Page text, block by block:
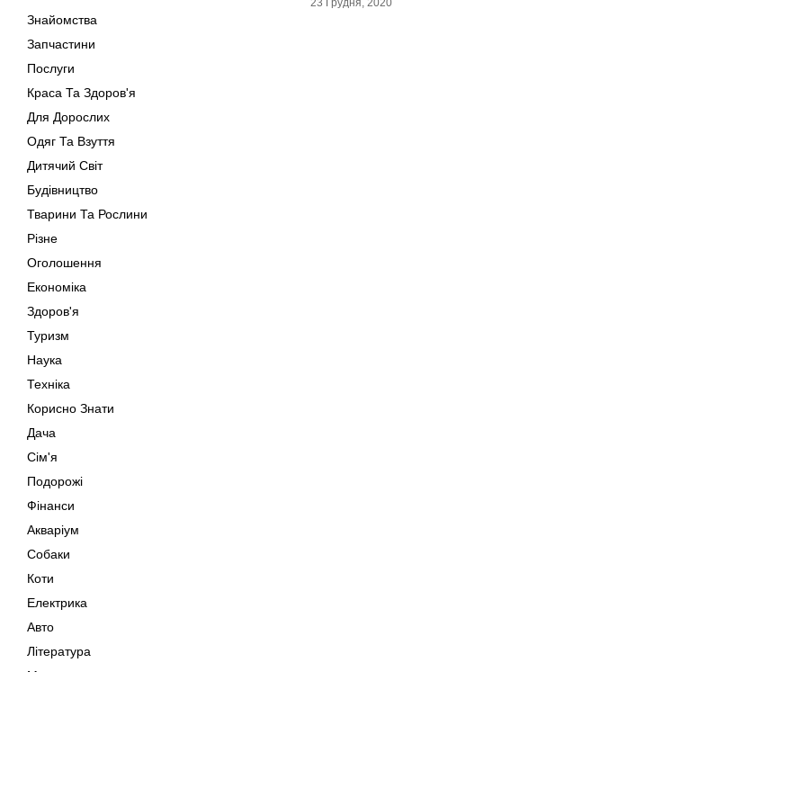
Знайомства
Запчастини
Послуги
Краса Та Здоров'я
Для Дорослих
Одяг Та Взуття
Дитячий Світ
Будівництво
Тварини Та Рослини
Різне
Оголошення
Економіка
Здоров'я
Туризм
Наука
Техніка
Корисно Знати
Дача
Сім'я
Подорожі
Фінанси
Акваріум
Собаки
Коти
Електрика
Авто
Література
Музика
23 Грудня, 2020